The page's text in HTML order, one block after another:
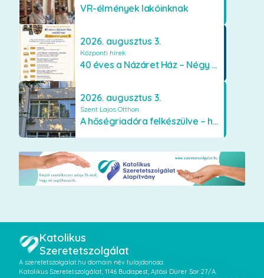
VR-élmények lakóinknak
2026. augusztus 3.
Központi hírek
40 éves a Názáret Ház – Négy évtized szeretetben és gondoskodásban
2026. augusztus 3.
Szent Lajos Otthon
A hőségriadóra felkészülve – hűsítő fejlesztések a Szent Lajos Otthonban
Katolikus
Szeretetszolgálat
A szeretetszolgalat.hu domain név tulajdonosa:
Katolikus Szeretetszolgálat, 1146 Budapest, Ajtósi Dürer Sor 27/A.